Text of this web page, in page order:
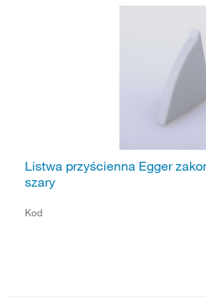
Listwa przyścienna Egger
szary
Kod